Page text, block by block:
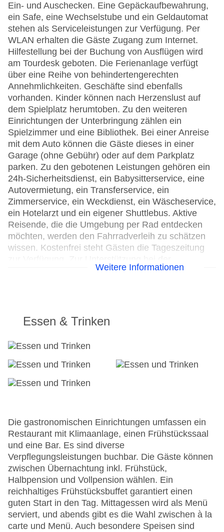
Ein- und Auschecken. Eine Gepäckaufbewahrung,
ein Safe, eine Wechselstube und ein Geldautomat
stehen als Serviceleistungen zur Verfügung. Per
WLAN erhalten die Gäste Zugang zum Internet.
Hilfestellung bei der Buchung von Ausflügen wird
am Tourdesk geboten. Die Ferienanlage verfügt
über eine Reihe von behindertengerechten
Annehmlichkeiten. Geschäfte sind ebenfalls
vorhanden. Kinder können nach Herzenslust auf
dem Spielplatz herumtoben. Zu den weiteren
Einrichtungen der Unterbringung zählen ein
Spielzimmer und eine Bibliothek. Bei einer Anreise
mit dem Auto können die Gäste dieses in einer
Garage (ohne Gebühr) oder auf dem Parkplatz
parken. Zu den gebotenen Leistungen gehören ein
24h-Sicherheitsdienst, ein Babysitterservice, eine
Autovermietung, ein Transferservice, ein
Zimmerservice, ein Weckdienst, ein Wäscheservice,
ein Hotelarzt und ein eigener Shuttlebus. Aktive
Reisende, die die Umgebung per Rad entdecken
möchten, werden den Fahrradverleih zu schätzen
wissen. Kostenfrei steht Gästen die Tageszeitung
Kommunikation und Geschäftlichem bietet das
Parkplatz
Check-in von: 14:00:00
Konferenzraum
Garage
WLAN/WiFi im Hotel
Anzahl der Aufzüge: 1
Zimmerservice
Sonnenterrasse
Gesamtanzahl der Zimmer: 39
Pools:Kinderbecken, Outdoor Pool,
Sonnenschirme am Pool, Liegen am Pool
Zahlungsarten: Mastercard, Visa
Landeskategorie: 3 Sterne
Weitere Informationen
Essen & Trinken
Die gastronomischen Einrichtungen umfassen ein
Restaurant mit Klimaanlage, einen Frühstückssaal
und eine Bar. Es sind diverse
Verpflegungsleistungen buchbar. Die Gäste können
zwischen Übernachtung inkl. Frühstück,
Halbpension und Vollpension wählen. Ein
reichhaltiges Frühstücksbuffet garantiert einen
guten Start in den Tag. Mittagessen wird als Menü
serviert, und abends gibt es die Wahl zwischen à la
carte und Menü. Auch besondere Speisen sind